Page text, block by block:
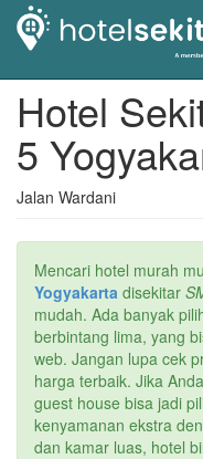
Hotel
5
Jalan Wardani
Mencari hotel murah
Yogyakarta disekitar
mudah. Ada banyak
berbintang lima, yang
web. Jangan lupa cek
harga terbaik. Jika
guest house bisa jadi
kenyamanan ekstra
dan kamar luas, hotel